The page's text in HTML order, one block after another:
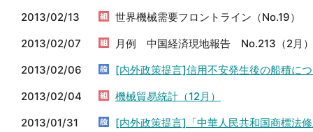
2013/02/13
世界機械需要フロントライン（No.19）
2013/02/07
月例 中国経済現地報告 No.213（2月）
2013/02/06
[内外政策提言]信用不安発生後の船積に
2013/02/04
機械貿易統計（12月）
2013/01/31
[内外政策提言]「中華人民共和国商標法